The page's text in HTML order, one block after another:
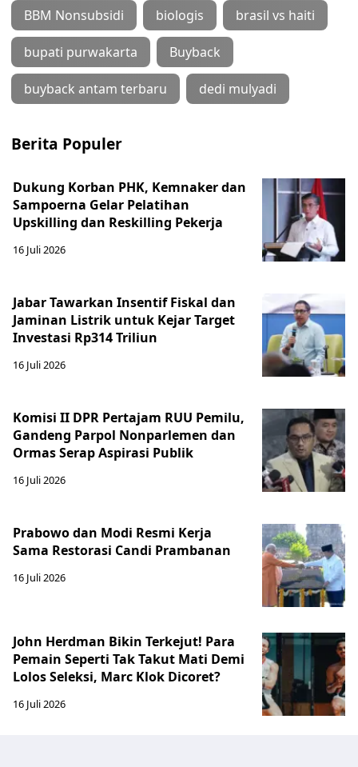
BBM Nonsubsidi biologis brasil vs haiti
bupati purwakarta Buyback
buyback antam terbaru dedi mulyadi
Berita Populer
Dukung Korban PHK, Kemnaker dan
Sampoerna Gelar Pelatihan
Upskilling dan Reskilling Pekerja
16 Juli 2026
Jabar Tawarkan Insentif Fiskal dan
Jaminan Listrik untuk Kejar Target
Investasi Rp314 Triliun
16 Juli 2026
Komisi II DPR Pertajam RUU Pemilu,
Gandeng Parpol Nonparlemen dan
Ormas Serap Aspirasi Publik
16 Juli 2026
Prabowo dan Modi Resmi Kerja
Sama Restorasi Candi Prambanan
16 Juli 2026
John Herdman Bikin Terkejut! Para
Pemain Seperti Tak Takut Mati Demi
Lolos Seleksi, Marc Klok Dicoret?
16 Juli 2026